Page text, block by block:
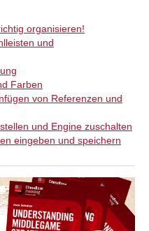
organisieren!
und
Farben
von Referenzen und
und Engine zuschalten
eingeben und speichern